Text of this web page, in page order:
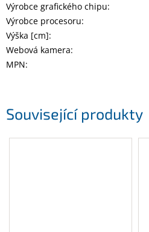
Související produkty
Výrobce grafického chipu:
Výrobce procesoru:
Výška [cm]:
Webová kamera:
MPN: